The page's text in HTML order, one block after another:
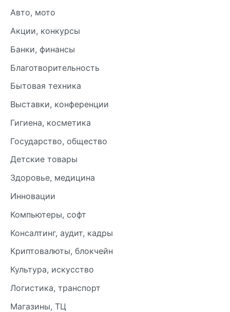
Авто, мото
Акции, конкурсы
Банки, финансы
Благотворительность
Бытовая техника
Выставки, конференции
Гигиена, косметика
Государство, общество
Детские товары
Здоровье, медицина
Инновации
Компьютеры, софт
Консалтинг, аудит, кадры
Криптовалюты, блокчейн
Культура, искусство
Логистика, транспорт
Магазины, ТЦ